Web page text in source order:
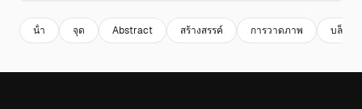
น้ํา จุด Abstract สร้างสรรค์ การวาดภาพ บล็อท